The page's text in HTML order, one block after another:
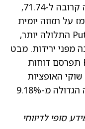
הגלומה (IV30) ירדה ב-2.94 לנקודה קרובה ל-71.74,
שמרמז על תזוזה יומית
צפויה של 0.81 דולר. ה-Put-call skew התלולה יותר,
מפני ירידות. מבט
קדימה: Rocket Companies (RKT) תפרסם דוחות
סיום המסחר ב-26-02-2026. שוקי האופציות
מגלמים הסתברות של 50% לתנועה הגדולה מ-9.18%
סופי לדיווחי